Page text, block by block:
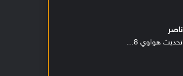
ناصر
تحديث هواوي 8...